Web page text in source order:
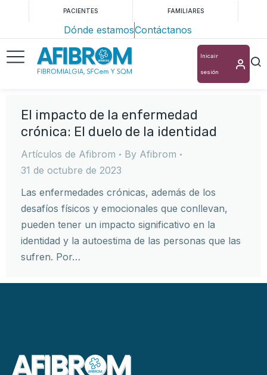
PACIENTES FAMILIARES
Dónde estamosContáctanos
Inicair
sesión
El impacto de la enfermedad
crónica: El duelo de la identidad
Artículos de Afibrom By Afibrom
31 de octubre de 2023
Las enfermedades crónicas, además de los
desafíos físicos y emocionales que conllevan,
pueden tener un impacto significativo en la
identidad y la autoestima de las personas que las
sufren. Por…